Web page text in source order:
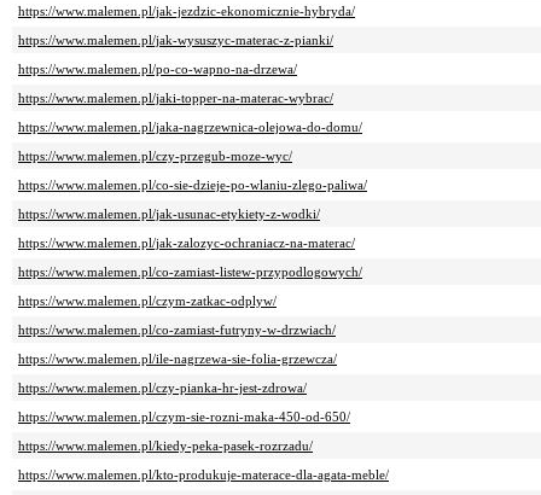
https://www.malemen.pl/jak-jezdzic-ekonomicznie-hybryda/
https://www.malemen.pl/jak-wysuszyc-materac-z-pianki/
https://www.malemen.pl/po-co-wapno-na-drzewa/
https://www.malemen.pl/jaki-topper-na-materac-wybrac/
https://www.malemen.pl/jaka-nagrzewnica-olejowa-do-domu/
https://www.malemen.pl/czy-przegub-moze-wyc/
https://www.malemen.pl/co-sie-dzieje-po-wlaniu-zlego-paliwa/
https://www.malemen.pl/jak-usunac-etykiety-z-wodki/
https://www.malemen.pl/jak-zalozyc-ochraniacz-na-materac/
https://www.malemen.pl/co-zamiast-listew-przypodlogowych/
https://www.malemen.pl/czym-zatkac-odplyw/
https://www.malemen.pl/co-zamiast-futryny-w-drzwiach/
https://www.malemen.pl/ile-nagrzewa-sie-folia-grzewcza/
https://www.malemen.pl/czy-pianka-hr-jest-zdrowa/
https://www.malemen.pl/czym-sie-rozni-maka-450-od-650/
https://www.malemen.pl/kiedy-peka-pasek-rozrzadu/
https://www.malemen.pl/kto-produkuje-materace-dla-agata-meble/